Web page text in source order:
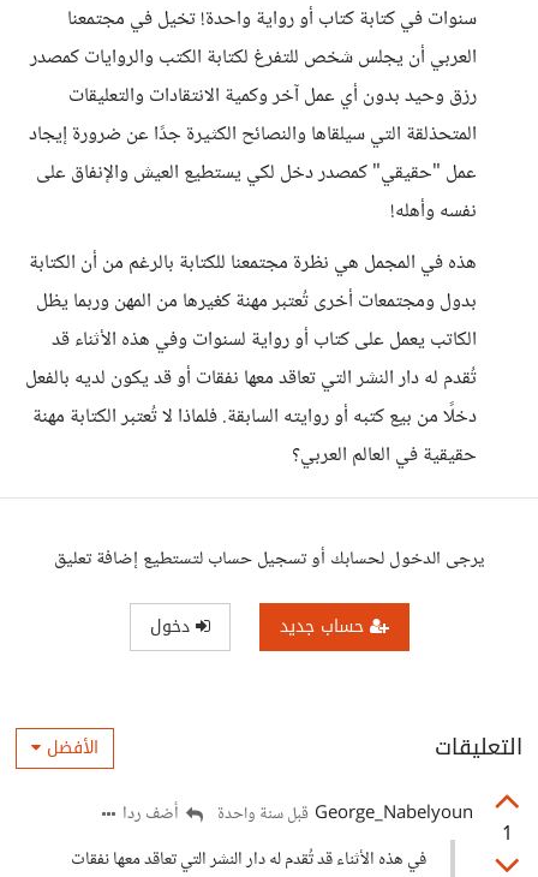
سنوات في كتابة كتاب أو رواية واحدة! تخيل في مجتمعنا
العربي أن يجلس شخص للتفرغ لكتابة الكتب والروايات كمصدر
رزق وحيد بدون أي عمل آخر وكمية الانتقادات والتعليقات
المتحذلقة التي سيلقاها والنصائح الكثيرة جدًا عن ضرورة إيجاد
عمل "حقيقي" كمصدر دخل لكي يستطيع العيش والإنفاق على
نفسه وأهله!
هذه في المجمل هي نظرة مجتمعنا للكتابة بالرغم من أن الكتابة
بدول ومجتمعات أخرى تُعتبر مهنة كغيرها من المهن وربما يظل
الكاتب يعمل على كتاب أو رواية لسنوات وفي هذه الأثناء قد
تُقدم له دار النشر التي تعاقد معها نفقات أو قد يكون لديه بالفعل
دخلًا من بيع كتبه أو روايته السابقة. فلماذا لا تُعتبر الكتابة مهنة
حقيقية في العالم العربي؟
يرجى الدخول لحسابك أو تسجيل حساب لتستطيع إضافة تعليق
حساب جديد دخول
التعليقات الأفضل
1
George_Nabelyoun قبل سنة واحدة
أضف ردا
في هذه الأثناء قد تُقدم له دار النشر التي تعاقد معها نفقات